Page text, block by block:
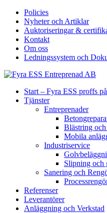
Policies
Nyheter och Artiklar
Auktoriseringar &
Kontakt
Om oss
Ledningssystem och
Start – Fyra ESS proffs
Tjänster
Entreprenader
Blästring
Mobila
Industriservice
Slipning och
Sanering och
Referenser
Leverantörer
Anläggning och Verkstad